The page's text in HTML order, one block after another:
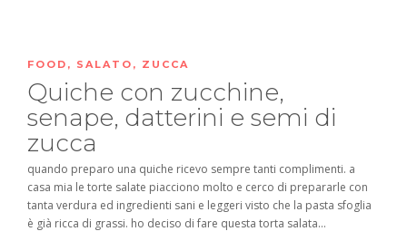
FOOD , SALATO , ZUCCA
Quiche con zucchine,
senape, datterini e semi di
zucca
quando preparo una quiche ricevo sempre tanti complimenti. a
casa mia le torte salate piacciono molto e cerco di prepararle con
tanta verdura ed ingredienti sani e leggeri visto che la pasta sfoglia
è già ricca di grassi. ho deciso di fare questa torta salata...